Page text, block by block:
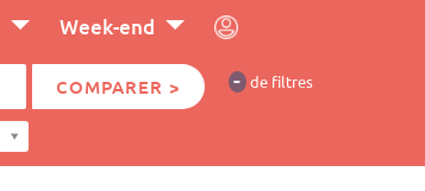
Week-end
COMPARER > - de filtres